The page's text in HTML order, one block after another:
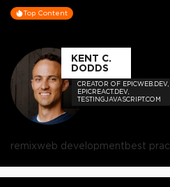
Top Content
KENT C.
DODDS
CREATOR OF EPICWEB.DEV,
EPICREACT.DEV,
TESTINGJAVASCRIPT.COM
remixweb developmentbest